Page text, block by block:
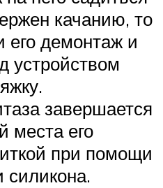
качанию, то
его демонтаж и
устройством
завершается
места его
при помощи
силикона.